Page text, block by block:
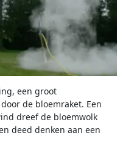
een groot
de bloemraket. Een
dreef de bloemwolk
deed denken aan een